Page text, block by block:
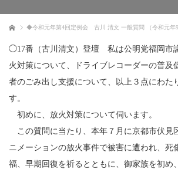
ホーム ◆令和元年第4回定例会 古川 清文 一般質問 （令和元年9
◯17番（古川清文）登壇 私は公明党福岡市
火対策について、ドライブレコーダーの普及
者のごみ出し支援について、以上３点にわた
す。
初めに、放火対策について伺います。
この質問に当たり、本年７月に京都市伏見
ニメーションの放火事件で被害に遭われ、死
福、早期回復を祈るとともに、御家族を初め